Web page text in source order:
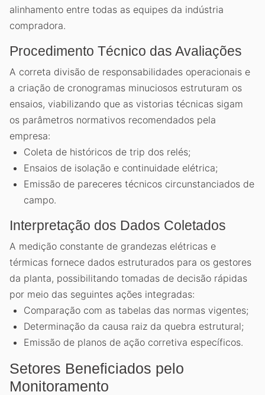
alinhamento entre todas as equipes da indústria
compradora.
Procedimento Técnico das Avaliações
A correta divisão de responsabilidades operacionais e
a criação de cronogramas minuciosos estruturam os
ensaios, viabilizando que as vistorias técnicas sigam
os parâmetros normativos recomendados pela
empresa:
Coleta de históricos de trip dos relés;
Ensaios de isolação e continuidade elétrica;
Emissão de pareceres técnicos circunstanciados de
campo.
Interpretação dos Dados Coletados
A medição constante de grandezas elétricas e
térmicas fornece dados estruturados para os gestores
da planta, possibilitando tomadas de decisão rápidas
por meio das seguintes ações integradas:
Comparação com as tabelas das normas vigentes;
Determinação da causa raiz da quebra estrutural;
Emissão de planos de ação corretiva específicos.
Setores Beneficiados pelo
Monitoramento